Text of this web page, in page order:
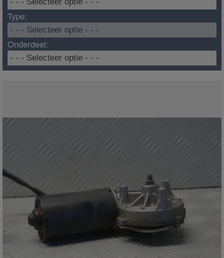
Type:
Onderdeel: